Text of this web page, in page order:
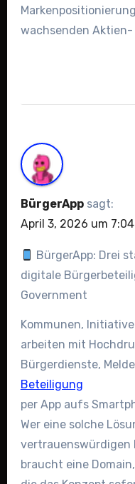
wachsenden
BürgerApp sagt:
April 3, 2026 um
BürgerApp: Drei
digitale
Government
Kommunen,
arbeiten mit
Bürgerdienste,
Beteiligung
per App aufs
Wer eine solche
vertrauenswürdigen
braucht eine Domain,